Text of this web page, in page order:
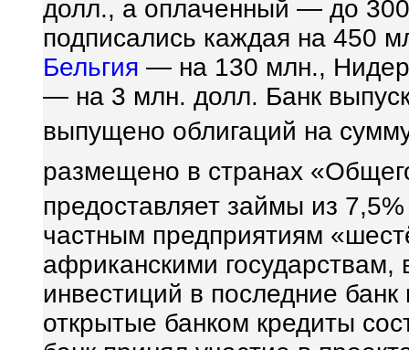
долл., а оплаченный — до
подписались каждая на 450
Бельгия — на 130 млн.,
— на 3 млн. долл. Банк
выпущено облигаций на
размещено в странах
предоставляет займы из
частным предприятиям
африканскими
инвестиций в последние
открытые банком кредиты